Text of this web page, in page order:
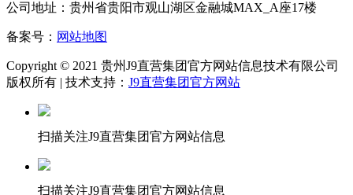
公司地址：贵州省贵阳市观山湖区金融城MAX_A座17楼
备案号： 网站地图
Copyright © 2021 贵州J9直营集团官方网站信息技术有限公司
版权所有 | 技术支持： J9直营集团官方网站
扫描关注J9直营集团官方网站信息
扫描关注J9直营集团官方网站信息